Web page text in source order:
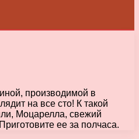
производимой в
на все сто! К такой
Моцарелла, свежий
ее за полчаса.